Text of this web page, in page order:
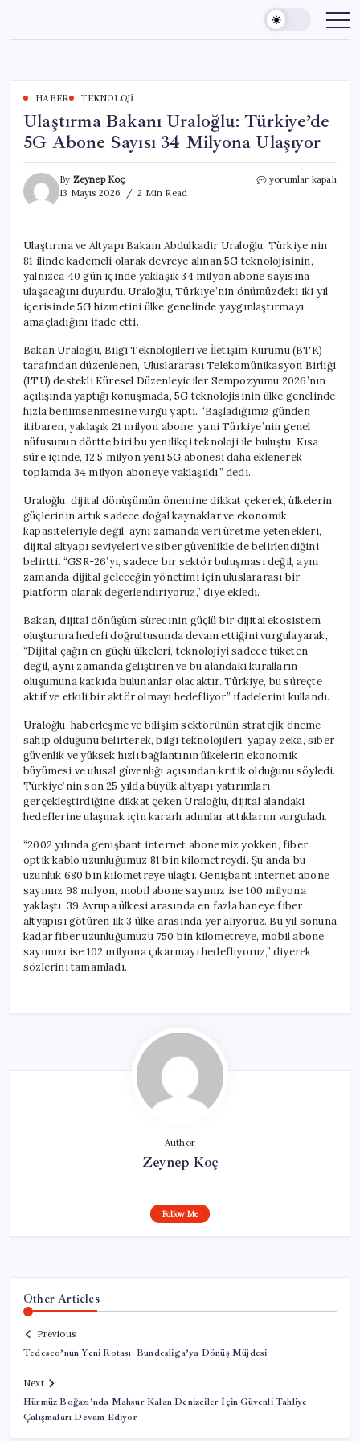
content
HABER TEKNOLOJI
Ulaştırma Bakanı Uraloğlu: Türkiye’de
5G Abone Sayısı 34 Milyona Ulaşıyor
By Zeynep Koç
13 Mayıs 2026
2 Min Read
Ulaştırma
Abone
Sayısı
34
Milyona
yorumlar kapalı
Ulaştırma ve Altyapı Bakanı Abdulkadir Uraloğlu, Türkiye’nin
81 ilinde kademeli olarak devreye alınan 5G teknolojisinin,
yalnızca 40 gün içinde yaklaşık 34 milyon abone sayısına
ulaşacağını duyurdu. Uraloğlu, Türkiye’nin önümüzdeki iki yıl
içerisinde 5G hizmetini ülke genelinde yaygınlaştırmayı
amaçladığını ifade etti.
Bakan Uraloğlu, Bilgi Teknolojileri ve İletişim Kurumu (BTK)
tarafından düzenlenen, Uluslararası Telekomünikasyon Birliği
(ITU) destekli Küresel Düzenleyiciler Sempozyumu 2026’nın
açılışında yaptığı konuşmada, 5G teknolojisinin ülke genelinde
hızla benimsenmesine vurgu yaptı. “Başladığımız günden
itibaren, yaklaşık 21 milyon abone, yani Türkiye’nin genel
nüfusunun dörtte biri bu yenilikçi teknoloji ile buluştu. Kısa
süre içinde, 12.5 milyon yeni 5G abonesi daha eklenerek
toplamda 34 milyon aboneye yaklaşıldı,” dedi.
Uraloğlu, dijital dönüşümün önemine dikkat çekerek, ülkelerin
güçlerinin artık sadece doğal kaynaklar ve ekonomik
kapasiteleriyle değil, aynı zamanda veri üretme yetenekleri,
dijital altyapı seviyeleri ve siber güvenlikle de belirlendiğini
belirtti. “GSR-26’yı, sadece bir sektör buluşması değil, aynı
zamanda dijital geleceğin yönetimi için uluslararası bir
platform olarak değerlendiriyoruz,” diye ekledi.
Bakan, dijital dönüşüm sürecinin güçlü bir dijital ekosistem
oluşturma hedefi doğrultusunda devam ettiğini vurgulayarak,
“Dijital çağın en güçlü ülkeleri, teknolojiyi sadece tüketen
değil, aynı zamanda geliştiren ve bu alandaki kuralların
oluşumuna katkıda bulunanlar olacaktır. Türkiye, bu süreçte
aktif ve etkili bir aktör olmayı hedefliyor,” ifadelerini kullandı.
Uraloğlu, haberleşme ve bilişim sektörünün stratejik öneme
sahip olduğunu belirterek, bilgi teknolojileri, yapay zeka, siber
güvenlik ve yüksek hızlı bağlantının ülkelerin ekonomik
büyümesi ve ulusal güvenliği açısından kritik olduğunu söyledi.
Türkiye’nin son 25 yılda büyük altyapı yatırımları
gerçekleştirdiğine dikkat çeken Uraloğlu, dijital alandaki
hedeflerine ulaşmak için kararlı adımlar attıklarını vurguladı.
“2002 yılında genişbant internet abonemiz yokken, fiber
optik kablo uzunluğumuz 81 bin kilometreydi. Şu anda bu
uzunluk 680 bin kilometreye ulaştı. Genişbant internet abone
sayımız 98 milyon, mobil abone sayımız ise 100 milyona
yaklaştı. 39 Avrupa ülkesi arasında en fazla haneye fiber
altyapısı götüren ilk 3 ülke arasında yer alıyoruz. Bu yıl sonuna
kadar fiber uzunluğumuzu 750 bin kilometreye, mobil abone
sayımızı ise 102 milyona çıkarmayı hedefliyoruz,” diyerek
sözlerini tamamladı.
Author
Zeynep Koç
Follow Me
Other Articles
Previous
Tedesco’nun Yeni Rotası: Bundesliga’ya Dönüş Müjdesi
Next
Hürmüz Boğazı’nda Mahsur Kalan Denizciler İçin Güvenli Tahliye
Çalışmaları Devam Ediyor